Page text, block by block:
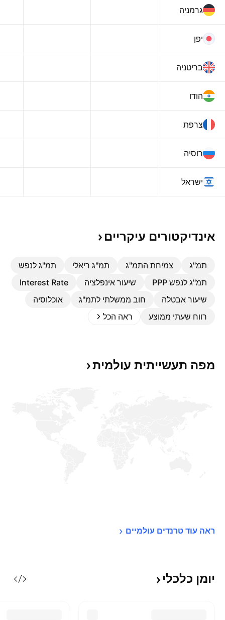
גרמניה
יפן‏
בריטניה
הודו‏
צרפת
רוסיה‏
ישראל
אינדיקטורים עיקריים
תמ"ג צמיחת התמ"ג תמ"ג ריאלי
תמ"ג לנפש
תמ"ג לנפש PPP
שיעור אינפלציה
Interest Rate
שיעור אבטלה
חוב ממשלתי לתמ"ג
אוכלוסיה
רווח שעתי ממוצע
ראה הכל
מפה תעשייתית עולמית
ראה עוד טרנדים עולמיים
יומן כלכלי